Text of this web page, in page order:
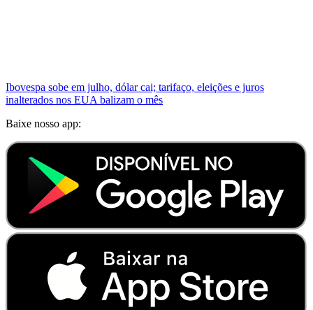
Ibovespa sobe em julho, dólar cai; tarifaço, eleições e juros
inalterados nos EUA balizam o mês
Baixe nosso app: